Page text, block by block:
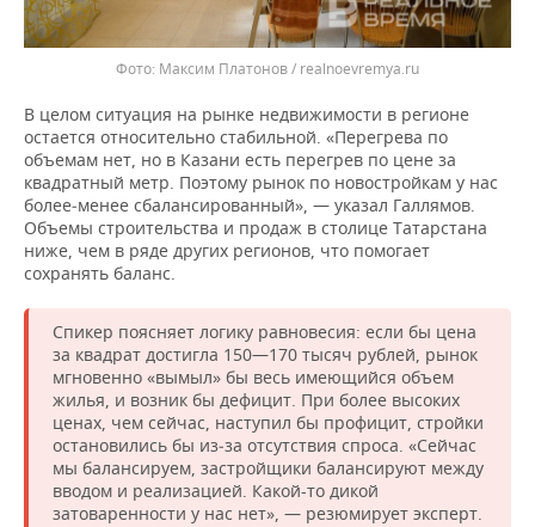
Максим Платонов / realnoevremya.ru
В целом ситуация на рынке недвижимости в регионе
остается относительно стабильной. «Перегрева по
объемам нет, но в Казани есть перегрев по цене за
квадратный метр. Поэтому рынок по новостройкам у нас
более‑менее сбалансированный», — указал Галлямов.
Объемы строительства и продаж в столице Татарстана
ниже, чем в ряде других регионов, что помогает
сохранять баланс.
Спикер поясняет логику равновесия: если бы цена
за квадрат достигла 150—170 тысяч рублей, рынок
мгновенно «вымыл» бы весь имеющийся объем
жилья, и возник бы дефицит. При более высоких
ценах, чем сейчас, наступил бы профицит, стройки
остановились бы из‑за отсутствия спроса. «Сейчас
мы балансируем, застройщики балансируют между
вводом и реализацией. Какой-то дикой
затоваренности у нас нет», — резюмирует эксперт.